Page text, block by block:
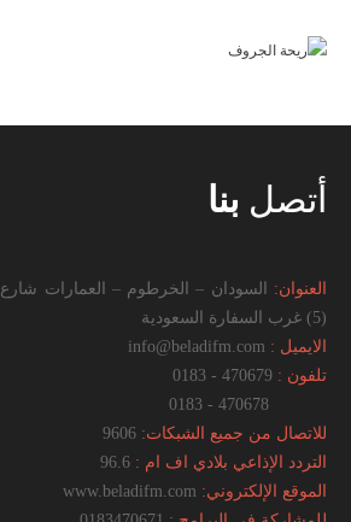
أتصل بنا
العنوان:
(5) غرب السفارة السعودية
الايميل :
تلفون :
للاتصال من جميع الشبكات:
التردد الإذاعي بلادي اف ام :
الموقع الإلكتروني: